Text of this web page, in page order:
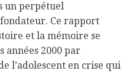
un perpétuel
Ce rapport
et la mémoire se
années 2000 par
l’adolescent en crise qui